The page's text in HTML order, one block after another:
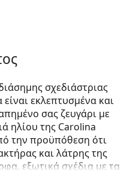
σχεδιάστριας
εκλεπτυσμένα και
σας ζευγάρι με
ηλίου της Carolina
την προϋπόθεση ότι
και λάτρης της
εξωτικά σχέδια με τα